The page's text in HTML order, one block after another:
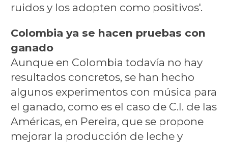
ruidos y los adopten como positivos'.
Colombia ya se hacen pruebas con
ganado
Aunque en Colombia todavía no hay
resultados concretos, se han hecho
algunos experimentos con música para
el ganado, como es el caso de C.I. de las
Américas, en Pereira, que se propone
mejorar la producción de leche y